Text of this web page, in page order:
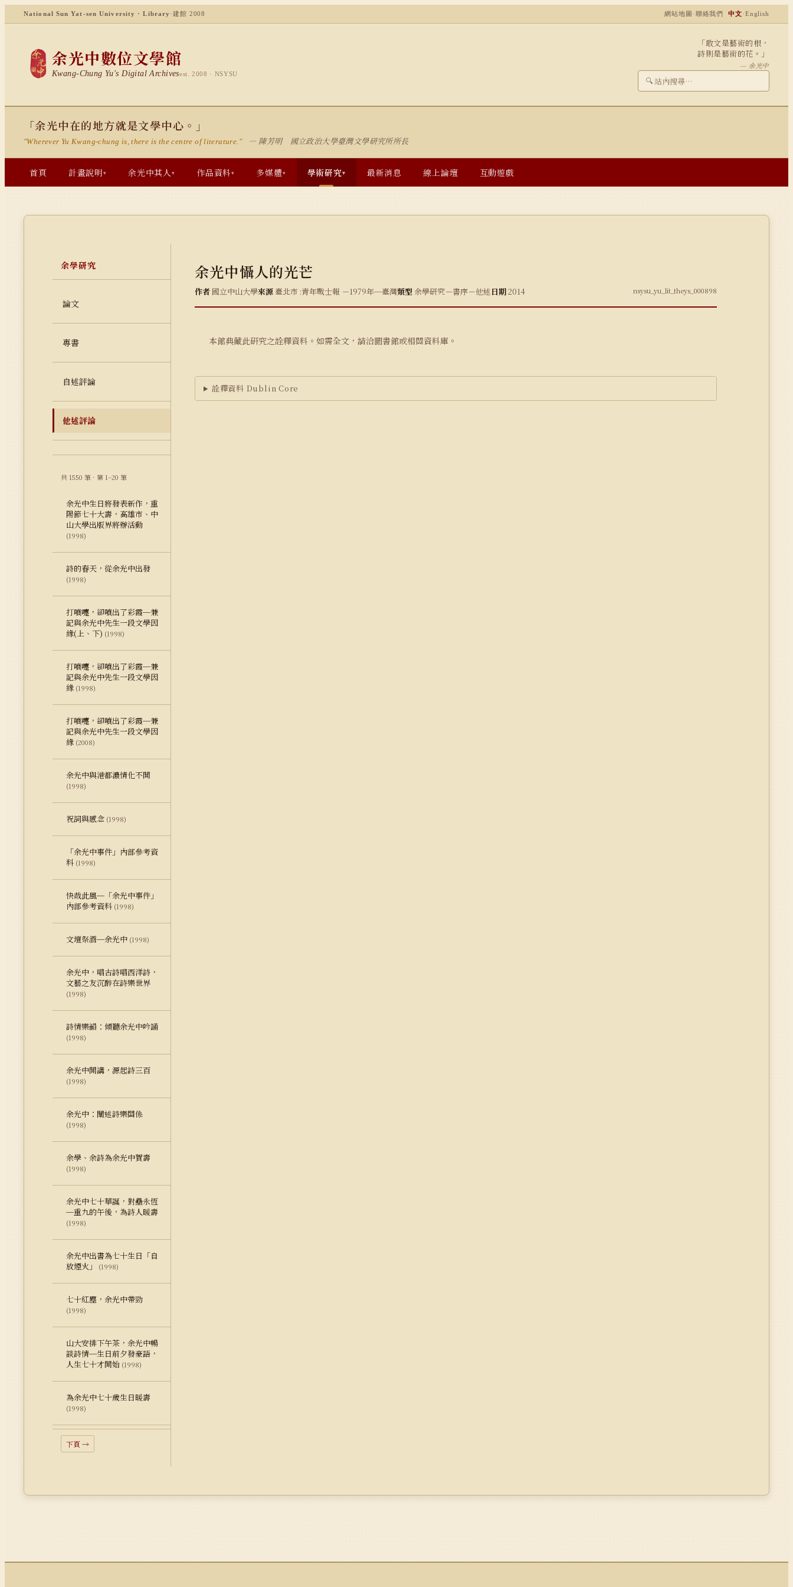
National Sun Yat-sen University · Library ·建館 2008 網站地圖 ·聯絡我們 中文·English
余光中數位文學館
Kwang-Chung Yu's Digital Archivesest. 2008 · NSYSU
「敢文是藝術的根，
詩則是藝術的花。」
— 余光中
🔍
「余光中在的地方就是文學中心。」
"Wherever Yu Kwang-chung is, there is the centre of literature." — 陳芳明 國立政治大學臺灣文學研究所所長
首頁 計畫說明▾ 余光中其人▾ 作品資料▾ 多媒體▾ 學術研究▾ 最新消息 線上論壇 互動遊戲
余學研究
論文
專書
自述評論
他述評論
共 1550 筆 · 第 1–20 筆
余光中生日將發表新作，重
陽節七十大壽，高雄市、中
山大學出版界將辦活動
(1998)
詩的春天，從余光中出發
(1998)
打噴嚏，卻噴出了彩霞─兼
記與余光中先生一段文學因
緣(上、下) (1998)
打噴嚏，卻噴出了彩霞─兼
記與余光中先生一段文學因
緣 (1998)
打噴嚏，卻噴出了彩霞─兼
記與余光中先生一段文學因
緣 (2008)
余光中與港都濃情化不開
(1998)
祝詞與感念 (1998)
「余光中事件」內部參考資
料 (1998)
快哉此風─「余光中事件」
內部參考資料 (1998)
文壇祭酒─余光中 (1998)
余光中，唱古詩唱西洋詩，
文藝之友沉醉在詩樂世界
(1998)
詩情樂韻：傾聽余光中吟誦
(1998)
余光中開講，源起詩三百
(1998)
余光中：闡述詩樂關係
(1998)
余學、余詩為余光中賀壽
(1998)
余光中七十華誕，對壘永恆
─重九的午後，為詩人暖壽
(1998)
余光中出書為七十生日「自
放煙火」
(1998)
七十紅塵，余光中帶勁
(1998)
山大安排下午茶，余光中暢
談詩情─生日前夕發豪語，
人生七十才開始 (1998)
為余光中七十歲生日暖壽
(1998)
下頁 →
余光中懾人的光芒
作者 國立中山大學來源臺北市 :青年戰士報 －1979年─臺灣類型 余學研究－書序－他述日期2014 nsysu_yu_lit_theys_000898
本館典藏此研究之詮釋資料。如需全文，請洽圖書館或相關資料庫。
詮釋資料 Dublin Core